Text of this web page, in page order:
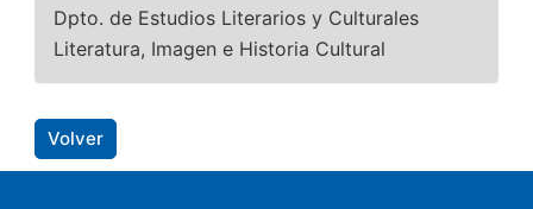
Dpto. de Estudios Literarios y Culturales
Literatura, Imagen e Historia Cultural
Volver